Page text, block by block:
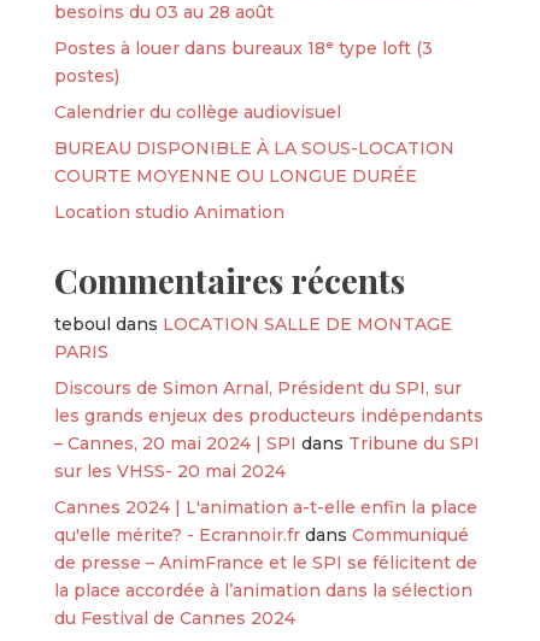
besoins du 03 au 28 août
Postes à louer dans bureaux 18ᵉ type loft (3
postes)
Calendrier du collège audiovisuel
BUREAU DISPONIBLE À LA SOUS-LOCATION
COURTE MOYENNE OU LONGUE DURÉE
Location studio Animation
Commentaires récents
teboul dans LOCATION SALLE DE MONTAGE
PARIS
Discours de Simon Arnal, Président du SPI, sur
les grands enjeux des producteurs indépendants
– Cannes, 20 mai 2024 | SPI dans Tribune du SPI
sur les VHSS- 20 mai 2024
Cannes 2024 | L'animation a-t-elle enfin la place
qu'elle mérite? - Ecrannoir.frdans Communiqué
de presse – AnimFrance et le SPI se félicitent de
la place accordée à l’animation dans la sélection
du Festival de Cannes 2024